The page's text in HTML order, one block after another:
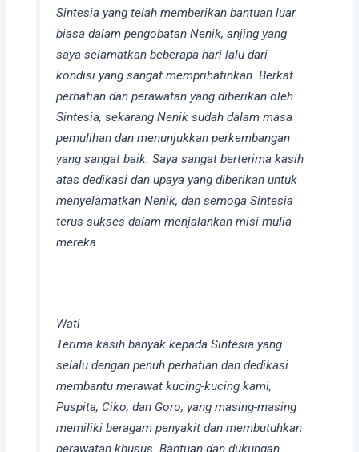
Sintesia yang telah memberikan bantuan luar
biasa dalam pengobatan Nenik, anjing yang
saya selamatkan beberapa hari lalu dari
kondisi yang sangat memprihatinkan. Berkat
perhatian dan perawatan yang diberikan oleh
Sintesia, sekarang Nenik sudah dalam masa
pemulihan dan menunjukkan perkembangan
yang sangat baik. Saya sangat berterima kasih
atas dedikasi dan upaya yang diberikan untuk
menyelamatkan Nenik, dan semoga Sintesia
terus sukses dalam menjalankan misi mulia
mereka.
Wati
Terima kasih banyak kepada Sintesia yang
selalu dengan penuh perhatian dan dedikasi
membantu merawat kucing-kucing kami,
Puspita, Ciko, dan Goro, yang masing-masing
memiliki beragam penyakit dan membutuhkan
perawatan khusus. Bantuan dan dukungan